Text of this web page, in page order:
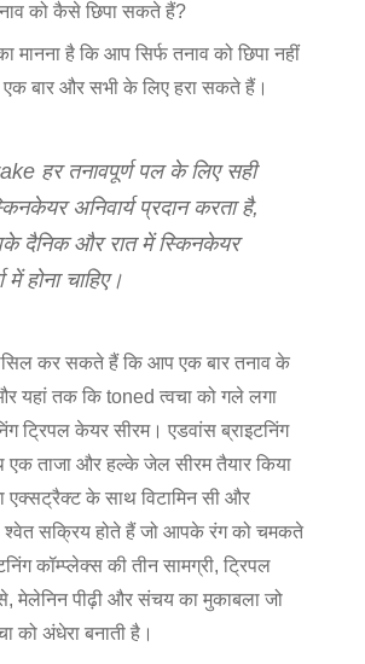
को कैसे छिपा सकते हैं?
मानना है कि आप सिर्फ तनाव को छिपा नहीं
बार और सभी के लिए हरा सकते हैं।
हर तनावपूर्ण पल के लिए सही
अनिवार्य प्रदान करता है,
दैनिक और रात में स्किनकेयर
में होना चाहिए।
कर सकते हैं कि आप एक बार तनाव के
यहां तक कि toned त्वचा को गले लगा
ट्रिपल केयर सीरम। एडवांस ब्राइटनिंग
एक ताजा और हल्के जेल सीरम तैयार किया
एक्सट्रैक्ट के साथ विटामिन सी और
श्वेत सक्रिय होते हैं जो आपके रंग को चमकते
कॉम्प्लेक्स की तीन सामग्री, ट्रिपल
मेलेनिन पीढ़ी और संचय का मुकाबला जो
को अंधेरा बनाती है।